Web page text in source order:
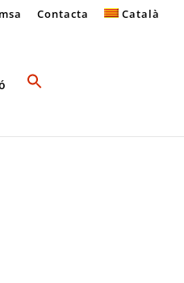
Contacta Català